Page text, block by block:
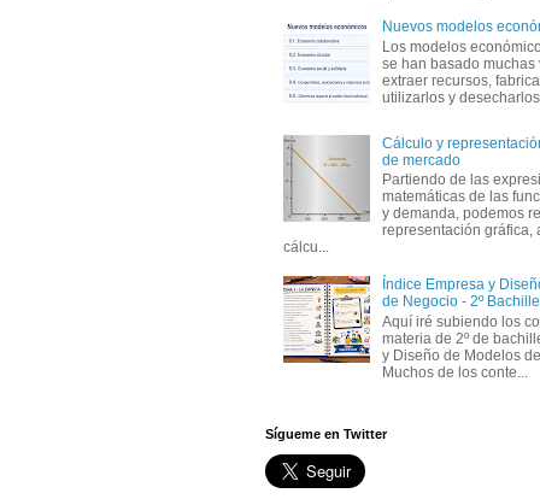
Nuevos modelos
Los modelos
se han basado muchas
extraer recursos,
utilizarlos y
Cálculo y
de mercado
Partiendo de las
matemáticas de las
y demanda, podemos
representación gráfica,
cálcu...
Índice Empresa y
de Negocio - 2º
Aquí iré subiendo los
materia de 2º de
y Diseño de Modelos
Muchos de los conte...
Sígueme en Twitter